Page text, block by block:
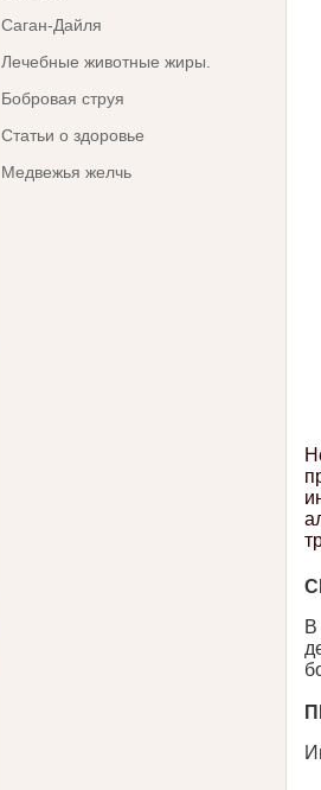
Саган-Дайля
Лечебные животные жиры.
Бобровая струя
Статьи о здоровье
Медвежья желчь
В